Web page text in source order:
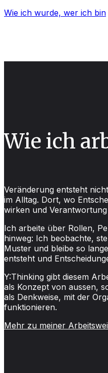
Wie ich wurde, wer ich bin
Wie ich
Veränderung entsteht
im Alltag. Dort, wo
wirken und
Ich arbeite über Rollen,
hinweg: Ich beobachte,
Muster und bleibe so
entsteht und
Y:Thinking gibt diesem
als Konzept von aussen,
als Denkweise, mit der
funktionieren.
Mehr zu meiner